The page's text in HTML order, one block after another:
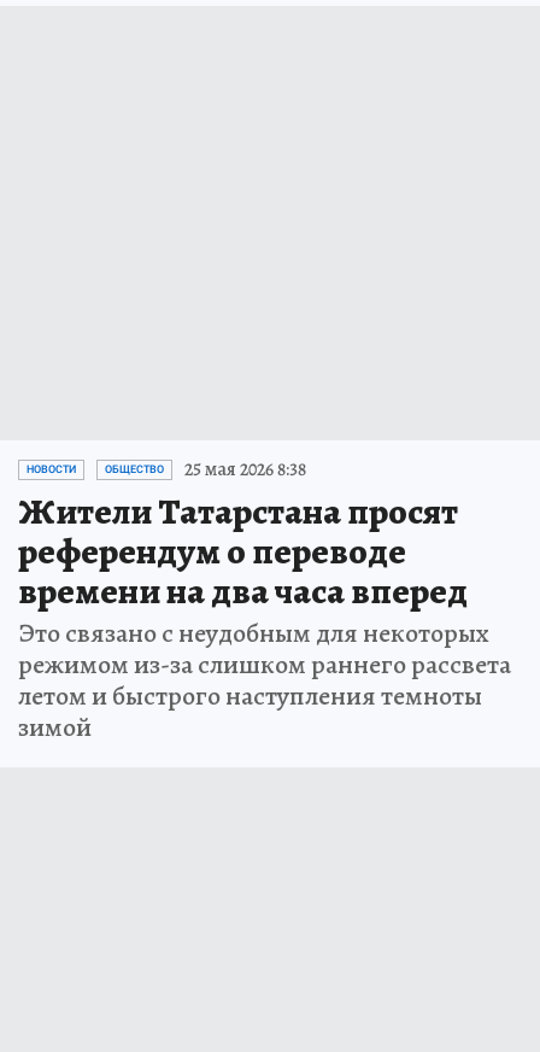
НОВОСТИ ОБЩЕСТВО 25 мая 2026 8:38
Жители Татарстана просят
референдум о переводе
времени на два часа вперед
Это связано с неудобным для некоторых
режимом из-за слишком раннего рассвета
летом и быстрого наступления темноты
зимой